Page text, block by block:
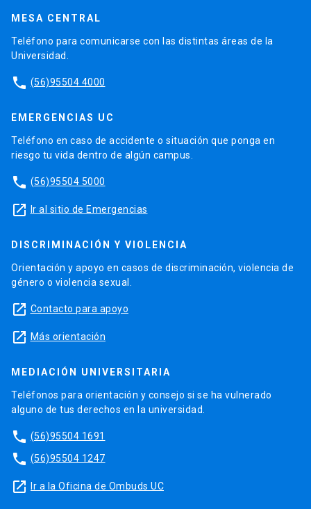
MESA CENTRAL
Teléfono para comunicarse con las distintas áreas de la
Universidad.
phone (56)95504 4000
EMERGENCIAS UC
Teléfono en caso de accidente o situación que ponga en
riesgo tu vida dentro de algún campus.
phone (56)95504 5000
launch Ir al sitio de Emergencias
DISCRIMINACIÓN Y VIOLENCIA
Orientación y apoyo en casos de discriminación, violencia de
género o violencia sexual.
launch Contacto para apoyo
launch Más orientación
MEDIACIÓN UNIVERSITARIA
Teléfonos para orientación y consejo si se ha vulnerado
alguno de tus derechos en la universidad.
phone (56)95504 1691
phone (56)95504 1247
launch Ir a la Oficina de Ombuds UC